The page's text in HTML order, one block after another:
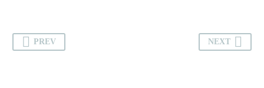
PREV NEXT